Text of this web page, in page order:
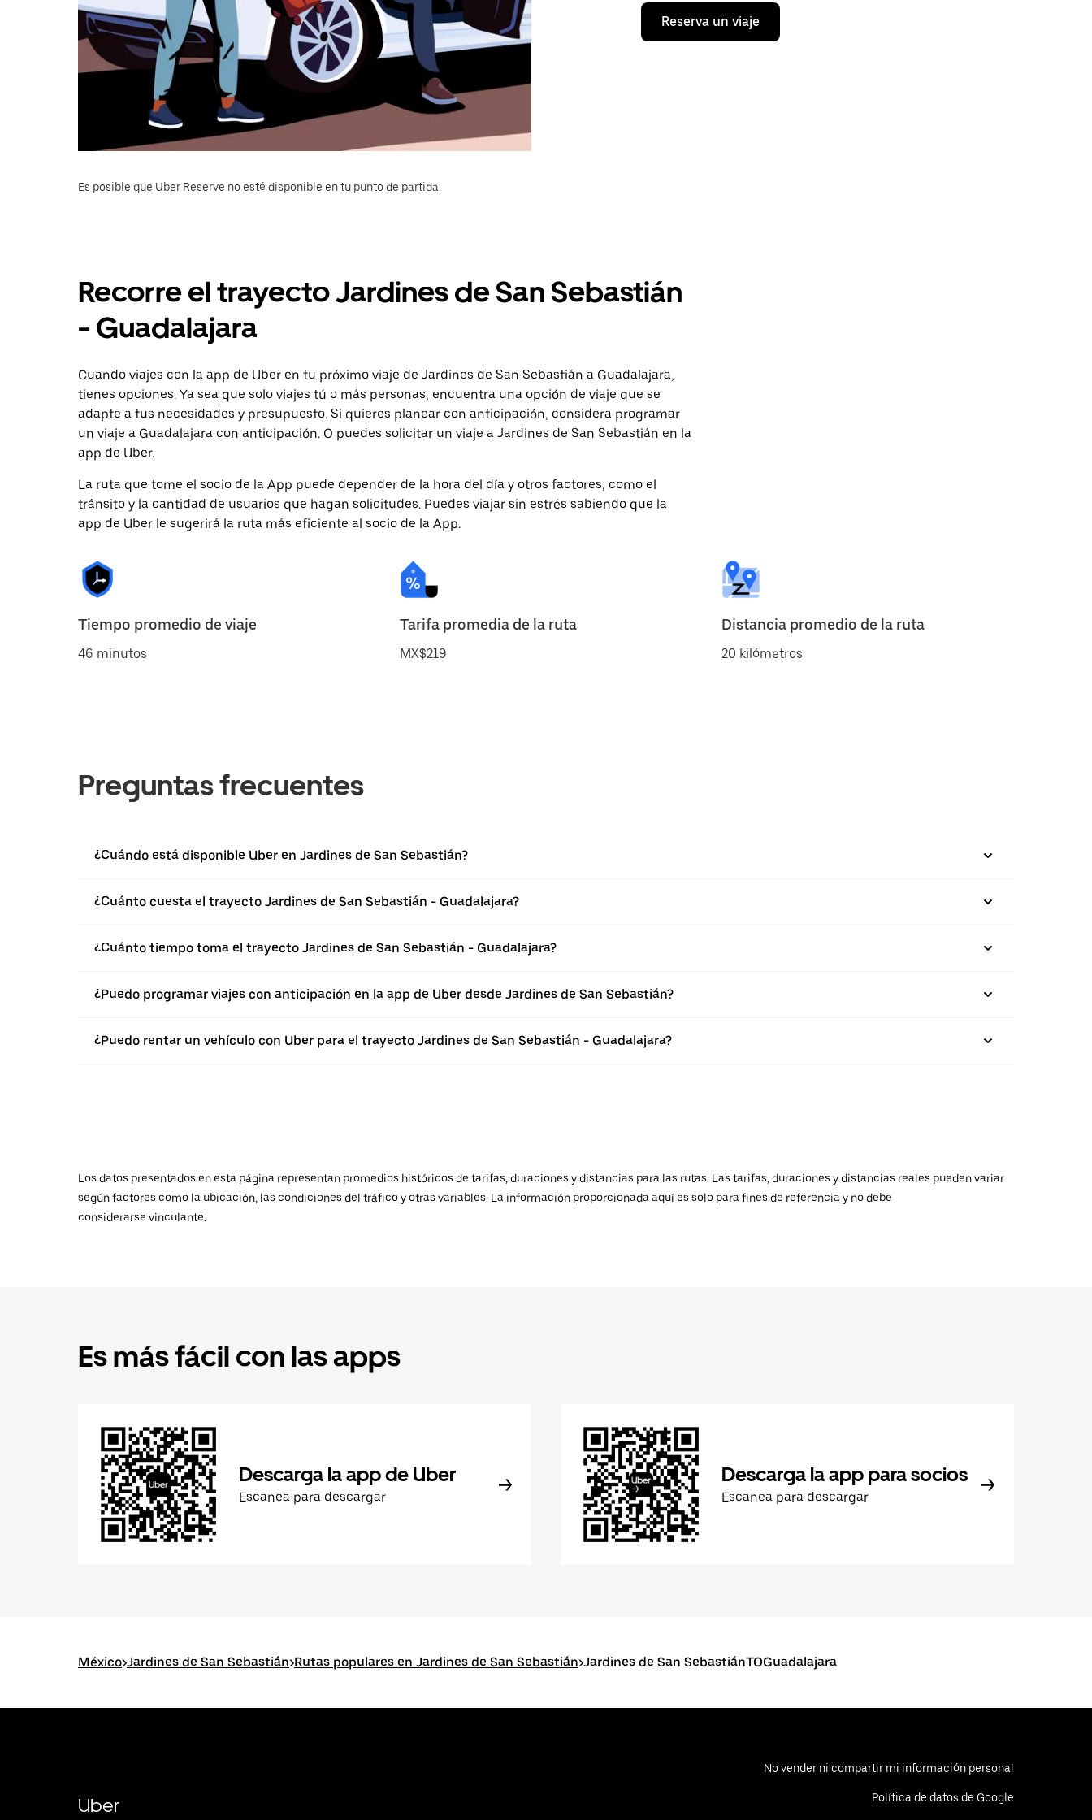
Reserva un viaje
Es posible que Uber Reserve no esté disponible en tu punto de partida.
Recorre el trayecto Jardines de San Sebastián
- Guadalajara
Cuando viajes con la app de Uber en tu próximo viaje de Jardines de San Sebastián a Guadalajara,
tienes opciones. Ya sea que solo viajes tú o más personas, encuentra una opción de viaje que se
adapte a tus necesidades y presupuesto. Si quieres planear con anticipación, considera programar
un viaje a Guadalajara con anticipación. O puedes solicitar un viaje a Jardines de San Sebastián en la
app de Uber.
La ruta que tome el socio de la App puede depender de la hora del día y otros factores, como el
tránsito y la cantidad de usuarios que hagan solicitudes. Puedes viajar sin estrés sabiendo que la
app de Uber le sugerirá la ruta más eficiente al socio de la App.
Tiempo promedio de viaje
46 minutos
Tarifa promedia de la ruta
MX$219
Distancia promedio de la ruta
20 kilómetros
Preguntas frecuentes
¿Cuándo está disponible Uber en Jardines de San Sebastián?
¿Cuánto cuesta el trayecto Jardines de San Sebastián - Guadalajara?
¿Cuánto tiempo toma el trayecto Jardines de San Sebastián - Guadalajara?
¿Puedo programar viajes con anticipación en la app de Uber desde Jardines de San Sebastián?
¿Puedo rentar un vehículo con Uber para el trayecto Jardines de San Sebastián - Guadalajara?
Los datos presentados en esta página representan promedios históricos de tarifas, duraciones y distancias para las rutas. Las tarifas, duraciones y distancias reales pueden variar
según factores como la ubicación, las condiciones del tráfico y otras variables. La información proporcionada aquí es solo para fines de referencia y no debe
considerarse vinculante.
Es más fácil con las apps
Descarga la app de Uber
Escanea para descargar
Descarga la app para socios
Escanea para descargar
México>Jardines de San Sebastián>Rutas populares en Jardines de San Sebastián>Jardines de San SebastiánTOGuadalajara
Uber
No vender ni compartir mi información personal
Política de datos de Google